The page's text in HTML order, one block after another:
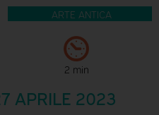
ARTE ANTICA
2 min
APRILE 2023